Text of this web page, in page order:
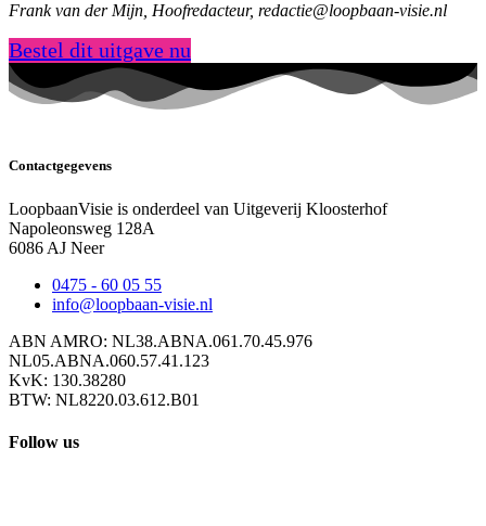
Frank van der Mijn, Hoofredacteur, redactie@loopbaan-visie.nl
Bestel dit uitgave nu
Contactgegevens
LoopbaanVisie is onderdeel van Uitgeverij Kloosterhof
Napoleonsweg 128A
6086 AJ Neer
0475 - 60 05 55
info@loopbaan-visie.nl
ABN AMRO: NL38.ABNA.061.70.45.976
NL05.ABNA.060.57.41.123
KvK: 130.38280
BTW: NL8220.03.612.B01
Follow us